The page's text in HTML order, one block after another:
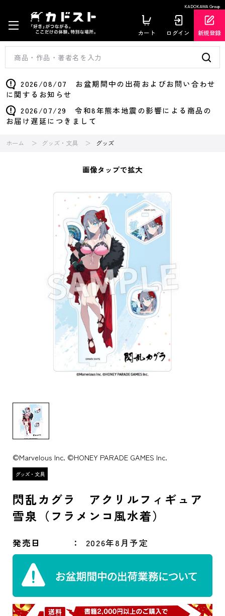
KADOKAWA Group
カート ログイン 新規登録
2026/08/07 お盆期間中の出荷およびお問い合わせ
に関するお知らせ
2026/07/29 令和8年熊本地震の影響による商品の
お届け遅延につきまして
ホーム グッズ・文具 グッズ
画像タップで拡大
©Marvelous Inc. ©HONEY PARADE GAMES Inc.
閃乱カグラ アクリルフィギュア
雪泉（フラメンコ風水着）
発売日 2026年8月予定